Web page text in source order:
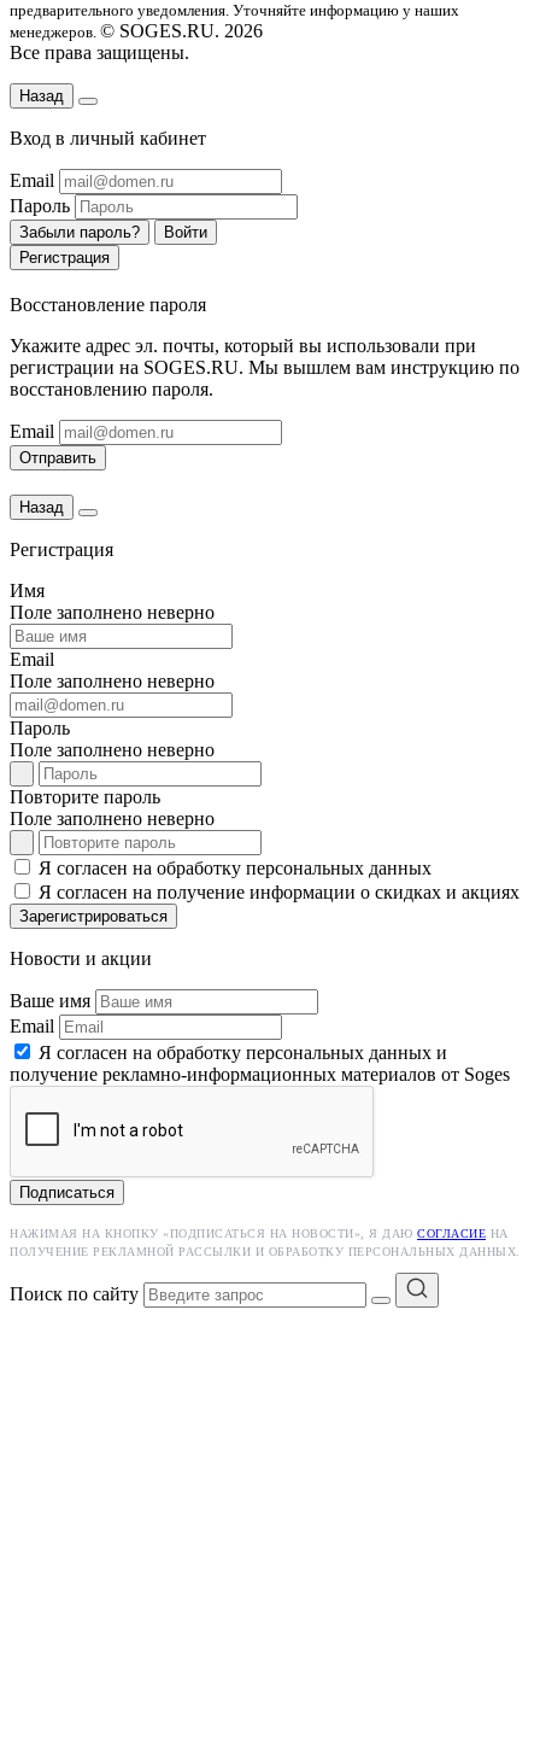
предварительного уведомления. Уточняйте информацию у наших
менеджеров. © SOGES.RU. 2026
Все права защищены.
Назад
Вход в личный кабинет
Email
Пароль
Забыли пароль?
Войти
Регистрация
Восстановление пароля
Укажите адрес эл. почты, который вы использовали при
регистрации на SOGES.RU. Мы вышлем вам инструкцию по
восстановлению пароля.
Email
Отправить
Назад
Регистрация
Имя
Поле заполнено неверно
Email
Поле заполнено неверно
Пароль
Поле заполнено неверно
Повторите пароль
Поле заполнено неверно
Я согласен на обработку персональных данных
Я согласен на получение информации о скидках и акциях
Зарегистрироваться
Новости и акции
Ваше имя
Email
Я согласен на обработку персональных данных и
получение рекламно-информационных материалов от Soges
Подписаться
НАЖИМАЯ НА КНОПКУ «ПОДПИСАТЬСЯ НА НОВОСТИ», Я ДАЮ СОГЛАСИЕ НА
ПОЛУЧЕНИЕ РЕКЛАМНОЙ РАССЫЛКИ И ОБРАБОТКУ ПЕРСОНАЛЬНЫХ ДАННЫХ.
Поиск по сайту